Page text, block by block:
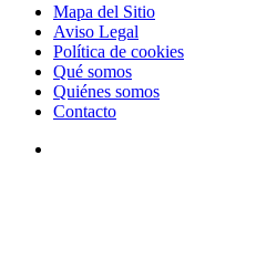
Mapa del Sitio
Aviso Legal
Política de cookies
Qué somos
Quiénes somos
Contacto